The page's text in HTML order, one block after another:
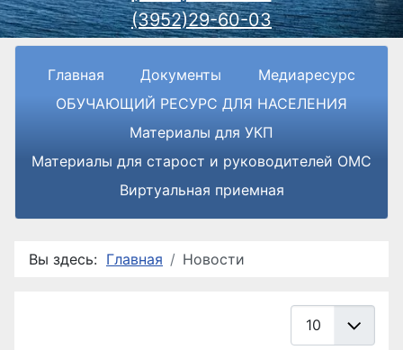
(3952)29-60-03
Главная Документы
Медиаресурс
ОБУЧАЮЩИЙ РЕСУРС ДЛЯ НАСЕЛЕНИЯ
Материалы для УКП
Материалы для старост и руководителей ОМС
Виртуальная приемная
Вы здесь: Главная Новости